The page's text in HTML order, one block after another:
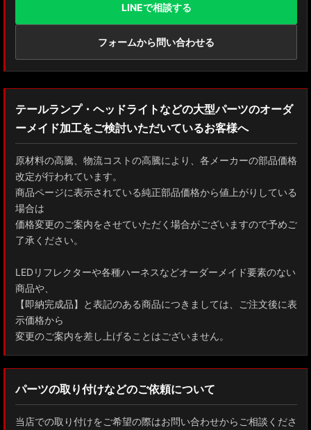
LINEで相談する
フォームから問い合わせる
テールランプ・ヘッドライトなどの大型パーツのオーダ
ーメイド加工をご検討いただいているお客様へ
原材料の高騰、物流コストの高騰により、各メーカーの部品価格
改定が行われています。
商品ページに表示されている純正部品価格から値上がりしている
場合は
価格変更のご案内をさせていただく場合がございますので予めご
了承ください。
LEDリフレクターや各種ハーネスなどオーダーメイド要素のない
商品や、
【即納完成品】と表記のある商品につきましては、ご注文後に表
示価格から
変更のご案内を差し上げることはございません。
パーツの取り付けなどのご依頼について
当店での取り付けをご希望の際はお問い合わせからご相談くださ